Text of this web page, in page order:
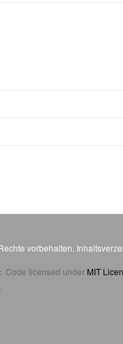
vorbehalten.
Code licensed under MIT